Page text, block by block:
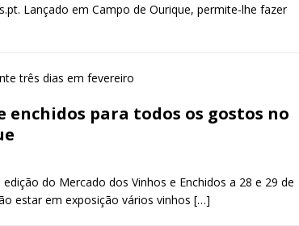
Lançado em Campo de Ourique, permite-lhe fazer
enchidos para todos os gostos no
do Mercado dos Vinhos e Enchidos a 28 e 29 de
estar em exposição vários vinhos […]